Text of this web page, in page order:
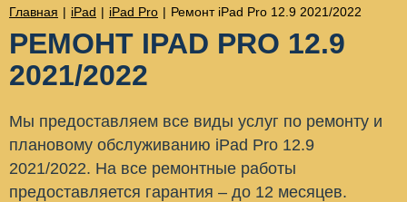
Главная | iPad | iPad Pro | Ремонт iPad Pro 12.9 2021/2022
РЕМОНТ IPAD PRO 12.9
2021/2022
Мы предоставляем все виды услуг по ремонту и
плановому обслуживанию iPad Pro 12.9
2021/2022. На все ремонтные работы
предоставляется гарантия – до 12 месяцев.